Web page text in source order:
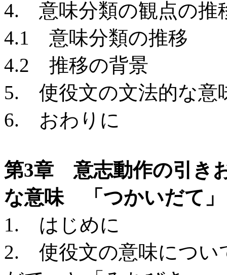
4. 意味分類の観点の推
4.1 意味分類の推移
4.2 推移の背景
5. 使役文の文法的な意
6. おわりに
第3章 意志動作の引き
な意味 「つかいだて」
1. はじめに
2. 使役文の意味につい